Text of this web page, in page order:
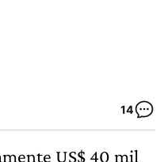
14
US$ 40 mil